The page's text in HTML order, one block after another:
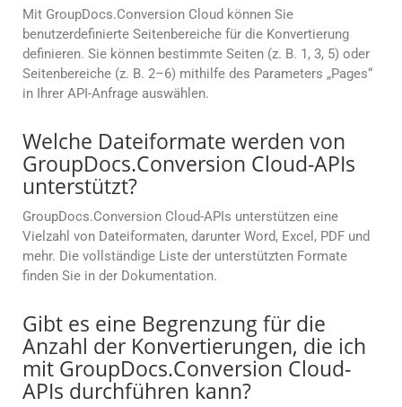
Mit GroupDocs.Conversion Cloud können Sie
benutzerdefinierte Seitenbereiche für die Konvertierung
definieren. Sie können bestimmte Seiten (z. B. 1, 3, 5) oder
Seitenbereiche (z. B. 2–6) mithilfe des Parameters „Pages“
in Ihrer API-Anfrage auswählen.
Welche Dateiformate werden von
GroupDocs.Conversion Cloud-APIs
unterstützt?
GroupDocs.Conversion Cloud-APIs unterstützen eine
Vielzahl von Dateiformaten, darunter Word, Excel, PDF und
mehr. Die vollständige Liste der unterstützten Formate
finden Sie in der Dokumentation.
Gibt es eine Begrenzung für die
Anzahl der Konvertierungen, die ich
mit GroupDocs.Conversion Cloud-
APIs durchführen kann?